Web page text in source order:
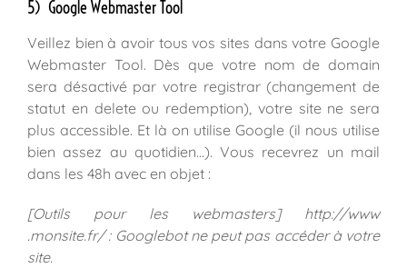
5) Google Webmaster Tool
Veillez bien à avoir tous vos sites dans votre Google
Webmaster Tool. Dès que votre nom de domain
sera désactivé par votre registrar (changement de
statut en delete ou redemption), votre site ne sera
plus accessible. Et là on utilise Google (il nous utilise
bien assez au quotidien…). Vous recevrez un mail
dans les 48h avec en objet :
[Outils pour les webmasters] http://www
.monsite.fr/ : Googlebot ne peut pas accéder à votre
site.